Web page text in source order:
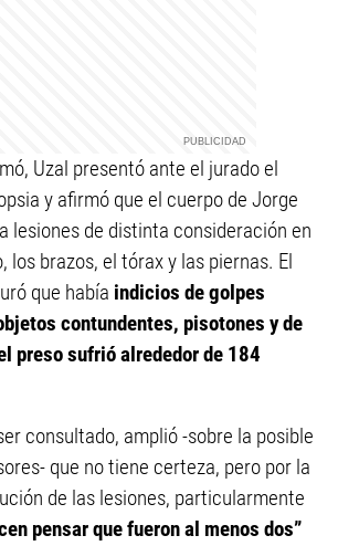
Uzal presentó ante el jurado el
y afirmó que el cuerpo de Jorge
lesiones de distinta consideración en
los brazos, el tórax y las piernas. El
que había indicios de golpes
contundentes, pisotones y de
preso sufrió alrededor de 184
consultado, amplió -sobre la posible
que no tiene certeza, pero por la
de las lesiones, particularmente
pensar que fueron al menos dos”